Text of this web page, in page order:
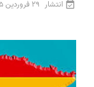
انتشار 29 فروردین 1405